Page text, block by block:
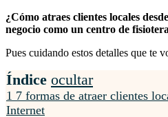
¿Cómo atraes clientes locales
negocio como un centro de
Pues cuidando estos detalles que te
Índice ocultar
1 7 formas de atraer clientes
Internet